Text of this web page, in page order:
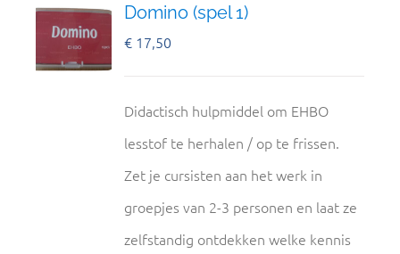
Domino (spel 1)
€ 17,50
Didactisch hulpmiddel om EHBO
lesstof te herhalen / op te frissen.
Zet je cursisten aan het werk in
groepjes van 2-3 personen en laat ze
zelfstandig ontdekken welke kennis